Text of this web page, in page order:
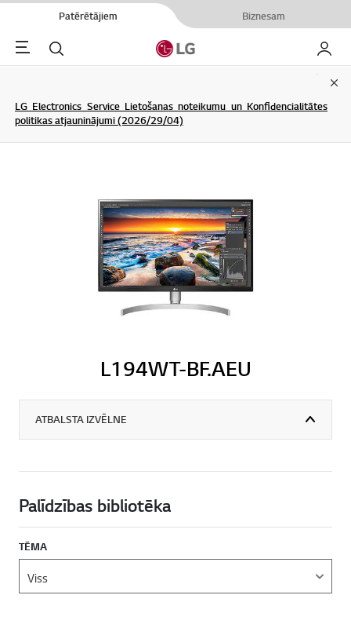
Patērētājiem Biznesam
Menu Meklēt Mans
LG Electronics Service Lietošanas noteikumu un Konfidencialitātes
politikas atjauninājumi (2026/29/04)
L194WT-BF.AEU
ATBALSTA IZVĒLNE
Palīdzības bibliotēka
TĒMA